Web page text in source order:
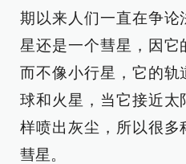
期以来人们一直在争
星还是一个彗星，因它
而不像小行星，它的
球和火星，当它接近太
样喷出灰尘，所以很
彗星。